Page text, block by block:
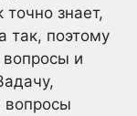
точно знает,
так, поэтому
и
вопросы